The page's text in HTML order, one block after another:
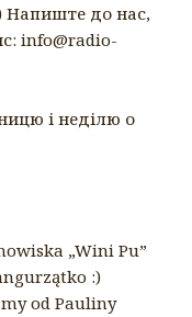
Напиште до нас,
info@radio-
і неділю о
„Wini Pu”
:)
od Pauliny